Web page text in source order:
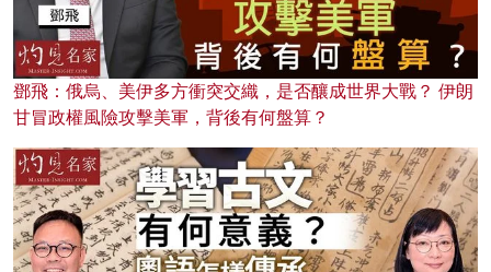
鄧飛：俄烏、美伊多方衝突交織，是否釀成世界大戰？ 伊朗
甘冒政權風險攻擊美軍，背後有何盤算？